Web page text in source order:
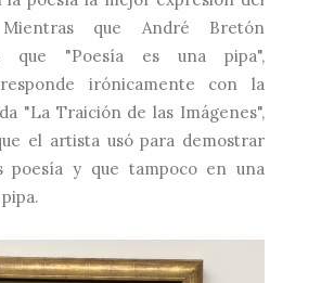
que André Bretón
que "Poesía es una pipa",
irónicamente con la
"La Traición de las Imágenes",
el artista usó para demostrar
poesía y que tampoco en una